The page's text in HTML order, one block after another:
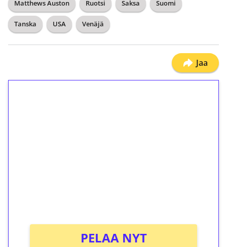
Matthews Auston Ruotsi Saksa Suomi
Tanska USA Venäjä
Jaa
PELAA NYT